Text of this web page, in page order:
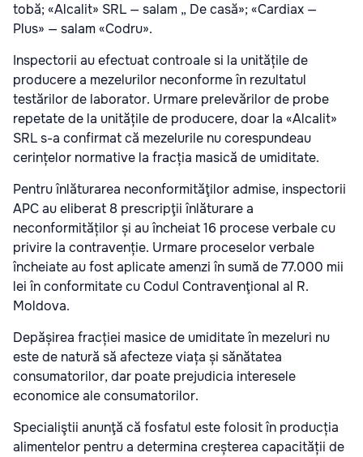
tobă; «Alcalit» SRL — salam „ De casă»; «Cardiax —
Plus» — salam «Codru».
Inspectorii au efectuat controale si la unitățile de
producere a mezelurilor neconforme în rezultatul
testărilor de laborator. Urmare prelevărilor de probe
repetate de la unitățile de producere, doar la «Alcalit»
SRL s-a confirmat că mezelurile nu corespundeau
cerințelor normative la fracția masică de umiditate.
Pentru înlăturarea neconformităţilor admise, inspectorii
APC au eliberat 8 prescripţii înlăturare a
neconformităților și au încheiat 16 procese verbale cu
privire la contravenție. Urmare proceselor verbale
încheiate au fost aplicate amenzi în sumă de 77.000 mii
lei în conformitate cu Codul Contravenţional al R.
Moldova.
Depășirea fracției masice de umiditate în mezeluri nu
este de natură să afecteze viața și sănătatea
consumatorilor, dar poate prejudicia interesele
economice ale consumatorilor.
Specialiştii anunţă că fosfatul este folosit în producția
alimentelor pentru a determina creșterea capacității de